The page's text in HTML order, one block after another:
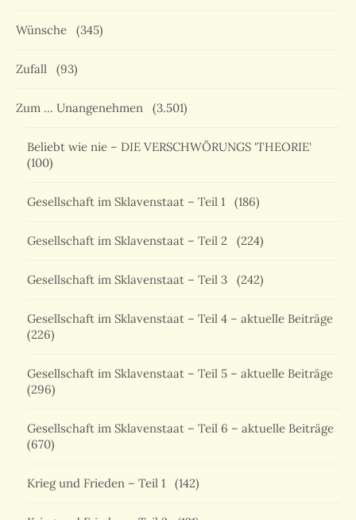
Wünsche (345)
Zufall (93)
Zum … Unangenehmen (3.501)
Beliebt wie nie – DIE VERSCHWÖRUNGS 'THEORIE'
(100)
Gesellschaft im Sklavenstaat – Teil 1 (186)
Gesellschaft im Sklavenstaat – Teil 2 (224)
Gesellschaft im Sklavenstaat – Teil 3 (242)
Gesellschaft im Sklavenstaat – Teil 4 – aktuelle Beiträge
(226)
Gesellschaft im Sklavenstaat – Teil 5 – aktuelle Beiträge
(296)
Gesellschaft im Sklavenstaat – Teil 6 – aktuelle Beiträge
(670)
Krieg und Frieden – Teil 1 (142)